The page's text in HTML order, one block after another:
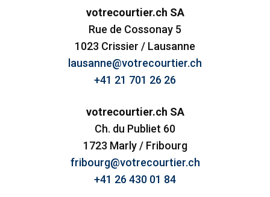
votrecourtier.ch SA
Rue de Cossonay 5
1023 Crissier / Lausanne
lausanne@votrecourtier.ch
+41 21 701 26 26
votrecourtier.ch SA
Ch. du Publiet 60
1723 Marly / Fribourg
fribourg@votrecourtier.ch
+41 26 430 01 84